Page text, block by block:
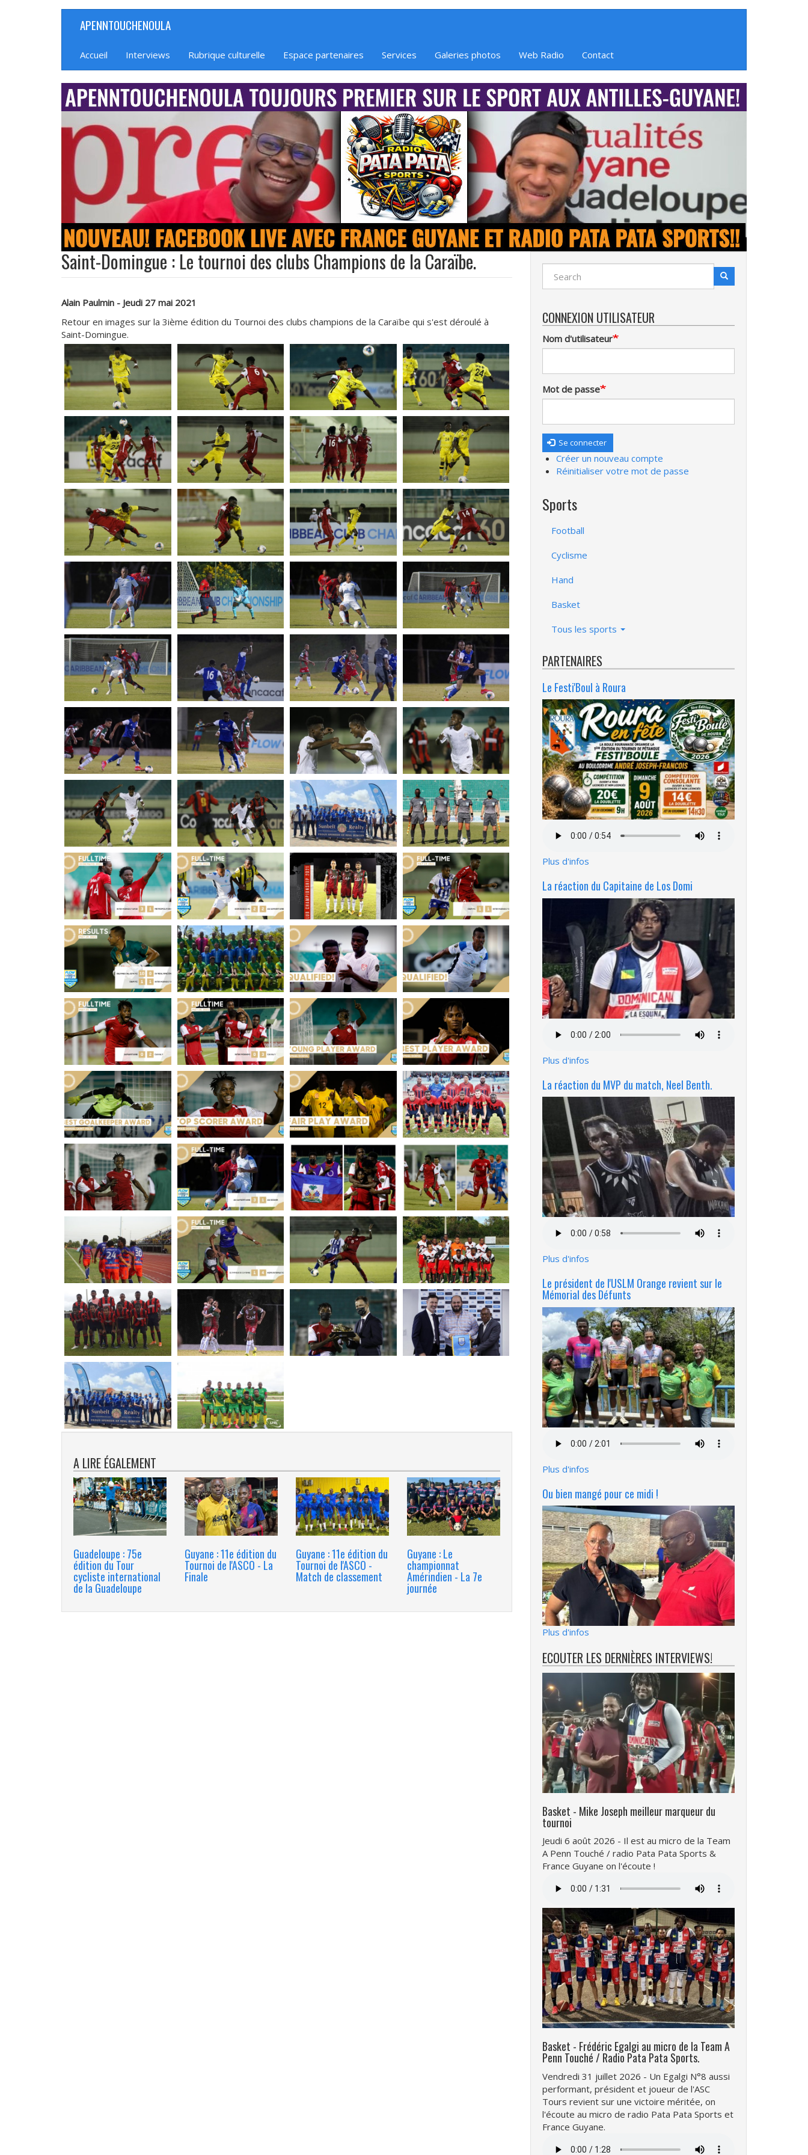
APENNTOUCHENOULA
Navigation
Accueil Interviews Rubrique culturelle Espace partenaires Services Galeries photos Web Radio Contact
banniere_img
Saint-Domingue : Le tournoi des clubs Champions de la Caraïbe.
Alain Paulmin - Jeudi 27 mai 2021
Retour en images sur la 3ième édition du Tournoi des clubs champions de la Caraïbe qui s'est déroulé à
Saint-Domingue.
A LIRE ÉGALEMENT
Guadeloupe : 75e
édition du Tour
cycliste international
de la Guadeloupe
Guyane : 11e édition du
Tournoi de l'ASCO - La
Finale
Guyane : 11e édition du
Tournoi de l'ASCO -
Match de classement
Guyane : Le
championnat
Amérindien - La 7e
journée
Recherche Search
CONNEXION UTILISATEUR
Nom d'utilisateur
Mot de passe
Se connecter
Créer un nouveau compte
Réinitialiser votre mot de passe
Sports
Football
Cyclisme
Hand
Basket
Tous les sports
PARTENAIRES
Le Festi'Boul à Roura
audio
Plus d'infos
La réaction du Capitaine de Los Domi
audio
Plus d'infos
La réaction du MVP du match, Neel Benth.
audio
Plus d'infos
Le président de l'USLM Orange revient sur le
Mémorial des Défunts
audio
Plus d'infos
Ou bien mangé pour ce midi !
Plus d'infos
ECOUTER LES DERNIÈRES INTERVIEWS!
Basket - Mike Joseph meilleur marqueur du
tournoi
Jeudi 6 août 2026 - Il est au micro de la Team
A Penn Touché / radio Pata Pata Sports &
France Guyane on l'écoute !
audio
Basket - Frédéric Egalgi au micro de la Team A
Penn Touché / Radio Pata Pata Sports.
Vendredi 31 juillet 2026 - Un Egalgi N°8 aussi
performant, président et joueur de l'ASC
Tours revient sur une victoire méritée, on
l'écoute au micro de radio Pata Pata Sports et
France Guyane.
audio